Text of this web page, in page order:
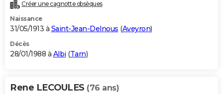
Créer une cagnotte obsèques
Naissance
31/05/1913 à Saint-Jean-Delnous (Aveyron)
Décès
28/01/1988 à Albi (Tarn)
Rene LECOULES (76 ans)